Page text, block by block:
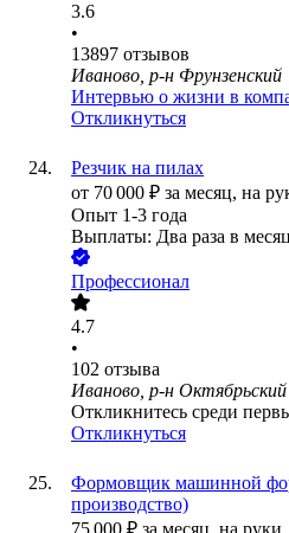
3.6
•
13897 отзывов
Иваново, р-н Фрунзенский
Интервью о жизни в
Откликнуться
Резчик на пилах
от 70 000 ₽ за месяц, на
Опыт 1-3 года
Выплаты: Два раза в месяц
Профессионал
4.7
•
102 отзыва
Иваново, р-н Октябрьский
Откликнитесь среди
Откликнуться
Формовщик машинной
производство)